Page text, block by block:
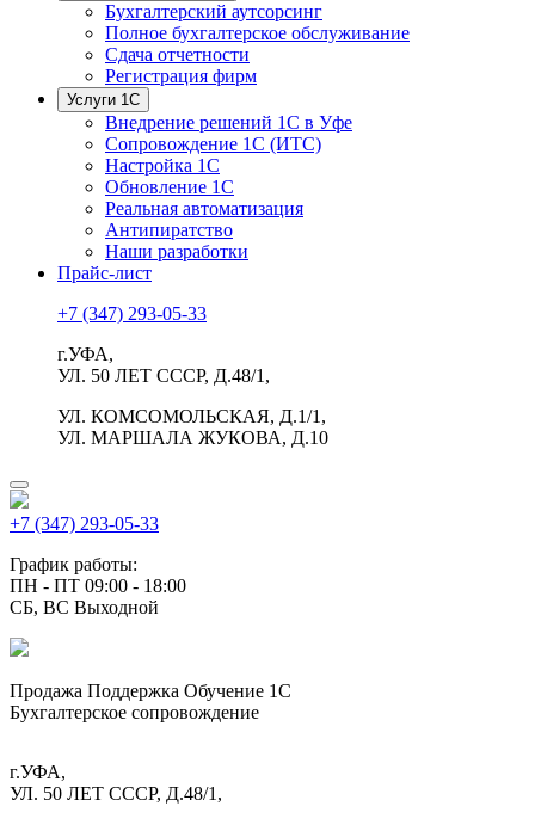
Бухгалтерский аутсорсинг
Полное бухгалтерское обслуживание
Сдача отчетности
Регистрация фирм
Услуги 1С
Внедрение решений 1С в Уфе
Сопровождение 1С (ИТС)
Настройка 1С
Обновление 1С
Реальная автоматизация
Антипиратство
Наши разработки
Прайс-лист
+7 (347) 293-05-33
г.УФА,
УЛ. 50 ЛЕТ СССР, Д.48/1,
УЛ. КОМСОМОЛЬСКАЯ, Д.1/1,
УЛ. МАРШАЛА ЖУКОВА, Д.10
+7 (347) 293-05-33
График работы:
ПН - ПТ 09:00 - 18:00
СБ, ВС Выходной
Продажа Поддержка Обучение 1С
Бухгалтерское сопровождение
г.УФА,
УЛ. 50 ЛЕТ СССР, Д.48/1,